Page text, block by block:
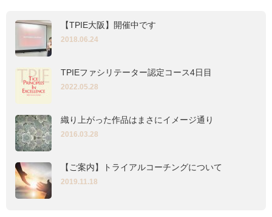
【TPIE大阪】開催中です
2018.06.24
TPIEファシリテーター認定コース4日目
2022.05.28
織り上がった作品はまさにイメージ通り
2016.03.28
【ご案内】トライアルコーチングについて
2019.11.18